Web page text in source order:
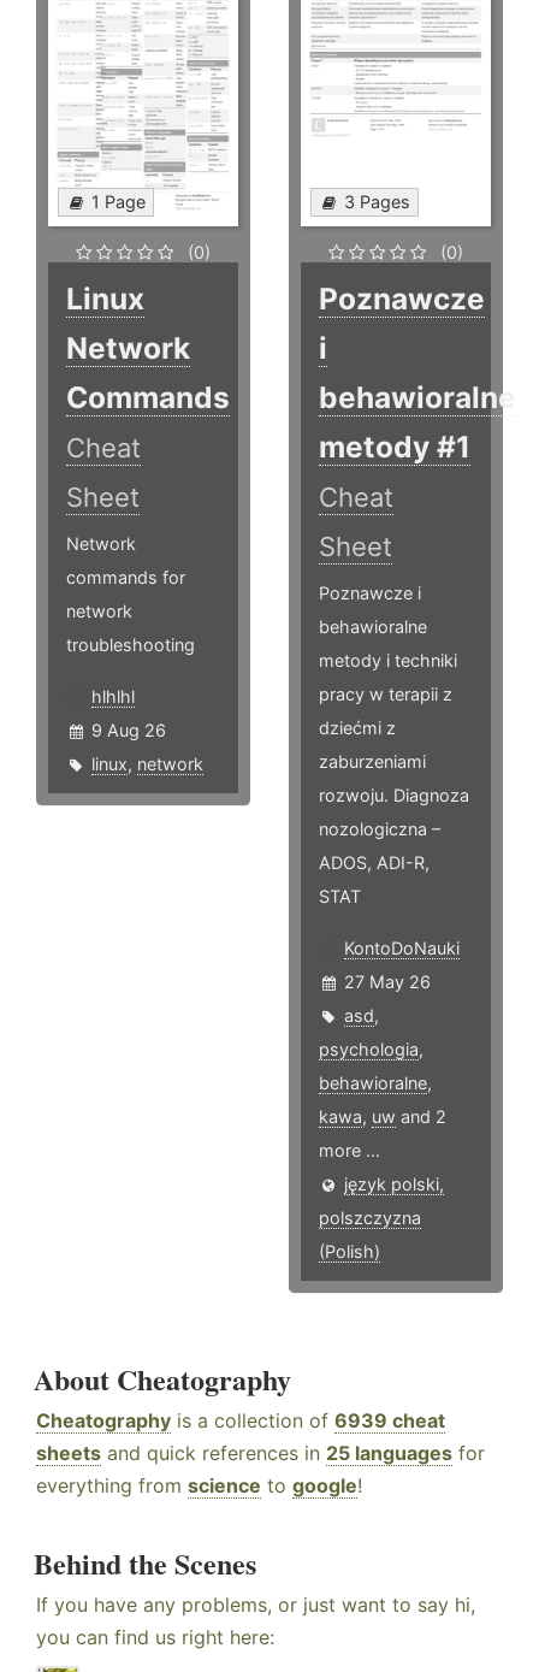
1 Page
(0)
Linux
Network
Commands
Cheat
Sheet
Network
commands for
network
troubleshooting
hlhlhl
9 Aug 26
linux, network
3 Pages
(0)
Poznawcze
i
behawioralne
metody #1
Cheat
Sheet
Poznawcze i
behawioralne
metody i techniki
pracy w terapii z
dziećmi z
zaburzeniami
rozwoju. Diagnoza
nozologiczna –
ADOS, ADI-R,
STAT
KontoDoNauki
27 May 26
asd,
psychologia,
behawioralne,
kawa, uw and 2
more ...
język polski,
polszczyzna
(Polish)
About Cheatography
Cheatography is a collection of 6939 cheat
sheets and quick references in 25 languages for
everything from science to google!
Behind the Scenes
If you have any problems, or just want to say hi,
you can find us right here: